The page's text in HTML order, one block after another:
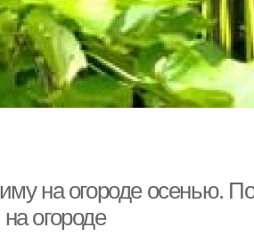
на огороде осенью.
огороде